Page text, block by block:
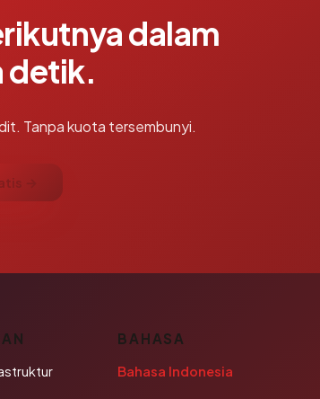
dalam
detik.
Tanpa kuota tersembunyi.
→
BAHASA
Bahasa Indonesia